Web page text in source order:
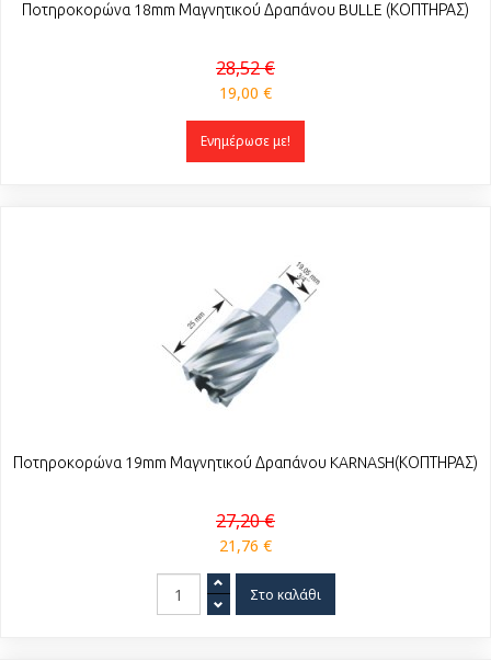
Ποτηροκορώνα 18mm Μαγνητικού Δραπάνου BULLE (ΚΟΠΤΗΡΑΣ)
28,52 €
19,00 €
Ενημέρωσε με!
Ποτηροκορώνα 19mm Μαγνητικού Δραπάνου KARNASH(ΚΟΠΤΗΡΑΣ)
27,20 €
21,76 €